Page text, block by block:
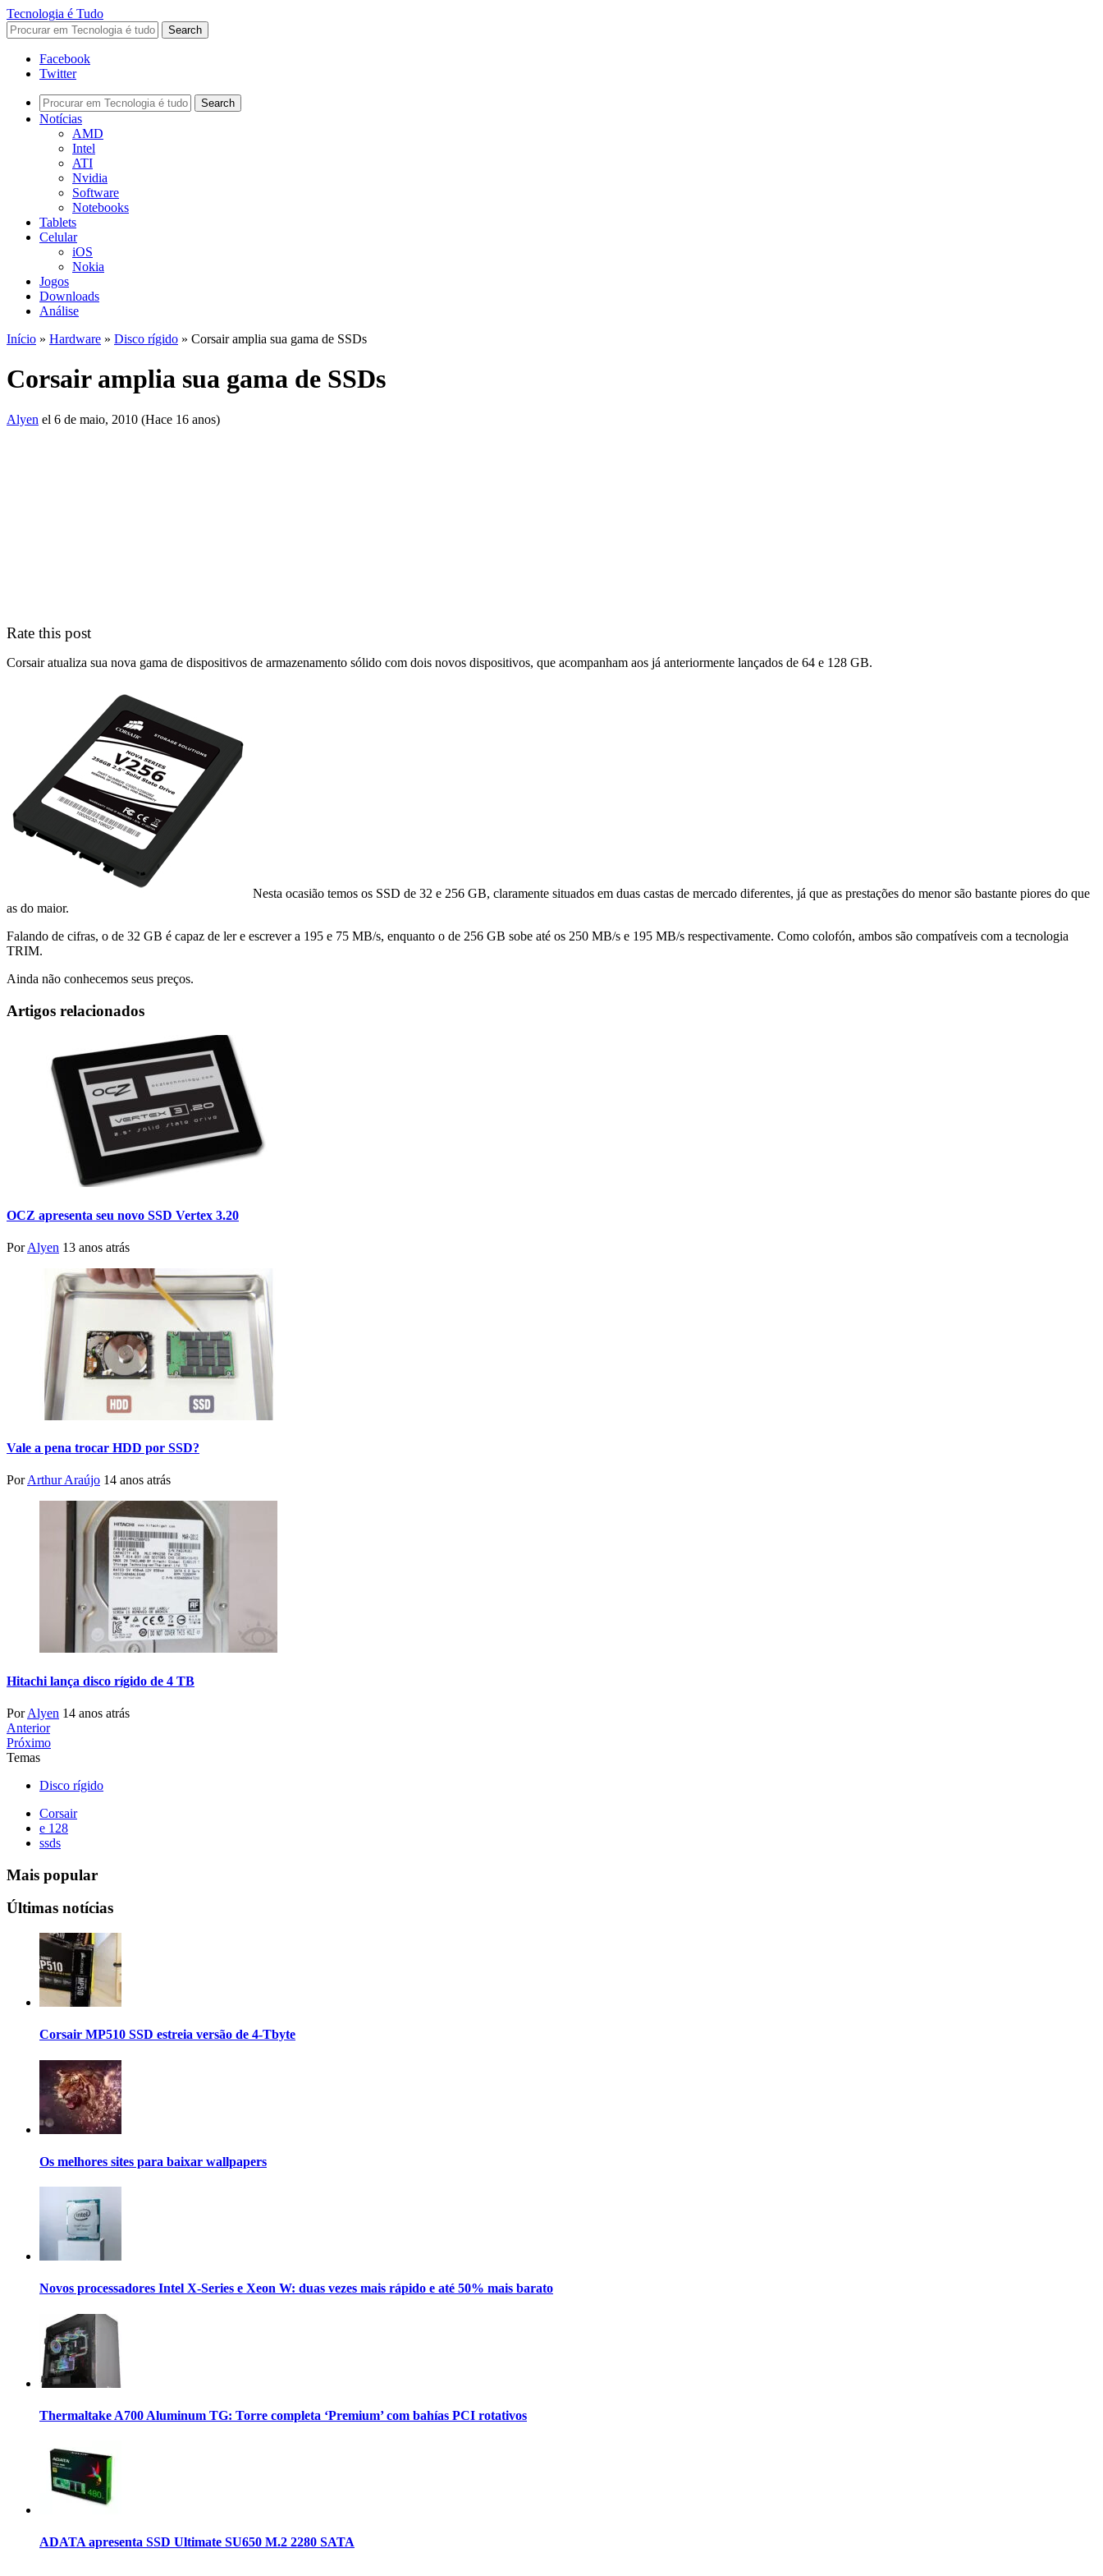
Tecnologia é Tudo
Facebook
Twitter
Notícias
AMD
Intel
ATI
Nvidia
Software
Notebooks
Tablets
Celular
iOS
Nokia
Jogos
Downloads
Análise
Início » Hardware » Disco rígido » Corsair amplia sua gama de SSDs
Corsair amplia sua gama de SSDs
Alyen el 6 de maio, 2010 (Hace 16 anos)
Rate this post
Corsair atualiza sua nova gama de dispositivos de armazenamento sólido com dois novos dispositivos, que acompanham aos já anteriormente lançados de 64 e 128 GB.
Nesta ocasião temos os SSD de 32 e 256 GB, claramente situados em duas castas de mercado diferentes, já que as prestações do menor são bastante piores do que
as do maior.
Falando de cifras, o de 32 GB é capaz de ler e escrever a 195 e 75 MB/s, enquanto o de 256 GB sobe até os 250 MB/s e 195 MB/s respectivamente. Como colofón, ambos são compatíveis com a tecnologia
TRIM.
Ainda não conhecemos seus preços.
Artigos relacionados
OCZ apresenta seu novo SSD Vertex 3.20
PorAlyen 13 anos atrás
Vale a pena trocar HDD por SSD?
PorArthur Araújo 14 anos atrás
Hitachi lança disco rígido de 4 TB
PorAlyen 14 anos atrás
Anterior
Próximo
Temas
Disco rígido
Corsair
e 128
ssds
Mais popular
Últimas notícias
Corsair MP510 SSD estreia versão de 4-Tbyte
Os melhores sites para baixar wallpapers
Novos processadores Intel X-Series e Xeon W: duas vezes mais rápido e até 50% mais barato
Thermaltake A700 Aluminum TG: Torre completa ‘Premium’ com bahías PCI rotativos
ADATA apresenta SSD Ultimate SU650 M.2 2280 SATA